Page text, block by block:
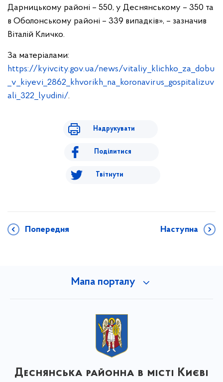
Дарницькому районі – 550, у Деснянському – 350 та
в Оболонському районі – 339 випадків», – зазначив
Віталій Кличко.
За матеріалами:
https://kyivcity.gov.ua/news/vitaliy_klichko_za_dobu
_v_kiyevi_2862_khvorikh_na_koronavirus_gospitalizuv
ali_322_lyudini/.
Надрукувати
Поділитися
Твітнути
Попередня Наступна
Мапа порталу
Деснянська районна в місті Києві